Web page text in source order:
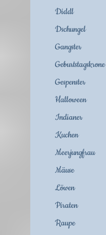
Diddl
Dschungel
Gangster
Geburtstagskrone
Gespenster
Halloween
Indianer
Kuchen
Meerjungfrau
Mäuse
Löwen
Piraten
Raupe